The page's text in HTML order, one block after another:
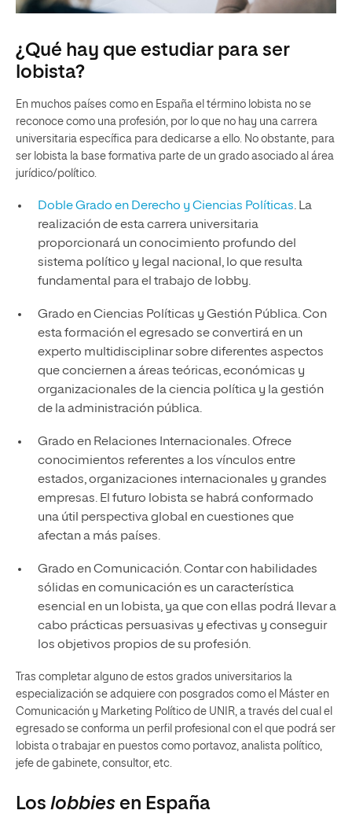
¿Qué hay que estudiar para ser
lobista?
En muchos países como en España el término lobista no se
reconoce como una profesión, por lo que no hay una carrera
universitaria específica para dedicarse a ello. No obstante, para
ser lobista la base formativa parte de un grado asociado al área
jurídico/político.
Doble Grado en Derecho y Ciencias Políticas. La
realización de esta carrera universitaria
proporcionará un conocimiento profundo del
sistema político y legal nacional, lo que resulta
fundamental para el trabajo de lobby.
Grado en Ciencias Políticas y Gestión Pública. Con
esta formación el egresado se convertirá en un
experto multidisciplinar sobre diferentes aspectos
que conciernen a áreas teóricas, económicas y
organizacionales de la ciencia política y la gestión
de la administración pública.
Grado en Relaciones Internacionales. Ofrece
conocimientos referentes a los vínculos entre
estados, organizaciones internacionales y grandes
empresas. El futuro lobista se habrá conformado
una útil perspectiva global en cuestiones que
afectan a más países.
Grado en Comunicación. Contar con habilidades
sólidas en comunicación es un característica
esencial en un lobista, ya que con ellas podrá llevar a
cabo prácticas persuasivas y efectivas y conseguir
los objetivos propios de su profesión.
Tras completar alguno de estos grados universitarios la
especialización se adquiere con posgrados como el Máster en
Comunicación y Marketing Político de UNIR, a través del cual el
egresado se conforma un perfil profesional con el que podrá ser
lobista o trabajar en puestos como portavoz, analista político,
jefe de gabinete, consultor, etc.
Los lobbies en España